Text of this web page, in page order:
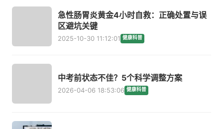
急性肠胃炎黄金4小时自救：正确处置与误
区避坑关键
2025-10-30 11:12:01 健康科普
中考前状态不佳？5个科学调整方案
2026-04-06 18:53:06 健康科普